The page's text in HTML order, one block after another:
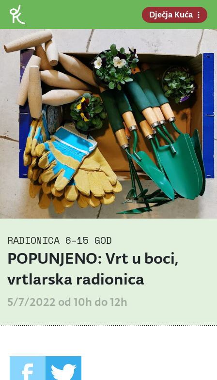
Dječja Kuća
RADIONICA 6–15 GOD
POPUNJENO: Vrt u boci,
vrtlarska radionica
5/7/2022 od 10h do 12h